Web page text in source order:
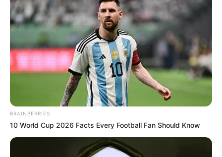
BRAINBERRIES
10 World Cup 2026 Facts Every Football Fan Should Know